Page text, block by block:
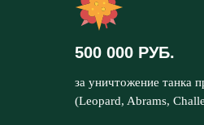
500 000 РУБ.
за уничтожение танка
(Leopard, Abrams,